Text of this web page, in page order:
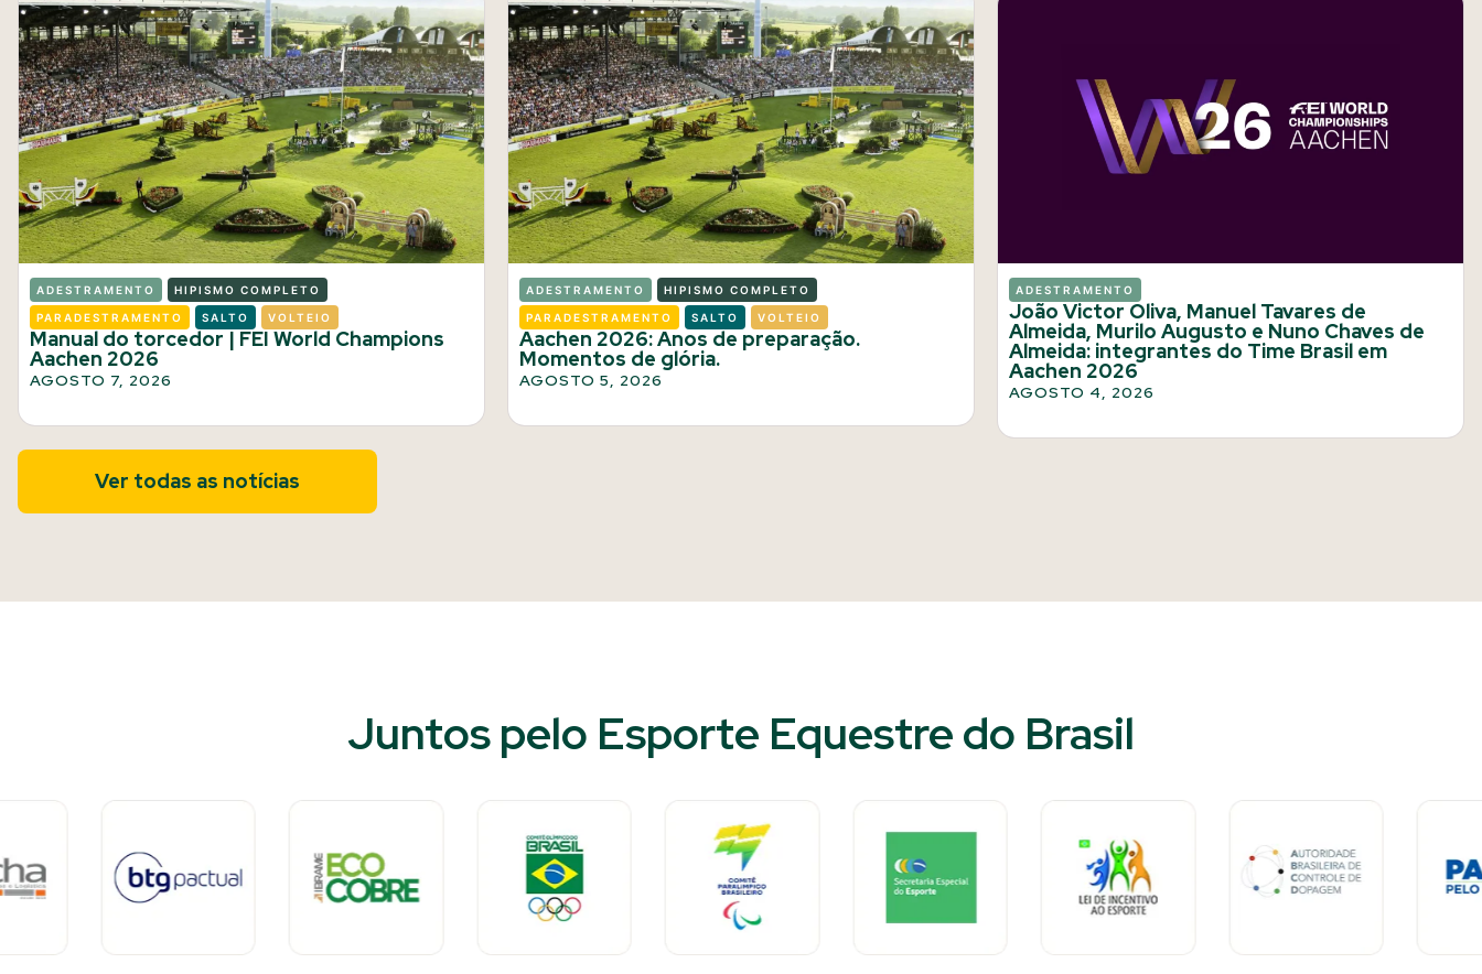
ADESTRAMENTO HIPISMO COMPLETO
PARADESTRAMENTO SALTO VOLTEIO
Manual do torcedor | FEI World Champions
Aachen 2026
AGOSTO 7, 2026
ADESTRAMENTO HIPISMO COMPLETO
PARADESTRAMENTO SALTO VOLTEIO
Aachen 2026: Anos de preparação.
Momentos de glória.
AGOSTO 5, 2026
ADESTRAMENTO
João Victor Oliva, Manuel Tavares de
Almeida, Murilo Augusto e Nuno Chaves de
Almeida: integrantes do Time Brasil em
Aachen 2026
AGOSTO 4, 2026
Ver todas as notícias
Juntos pelo Esporte Equestre do Brasil​